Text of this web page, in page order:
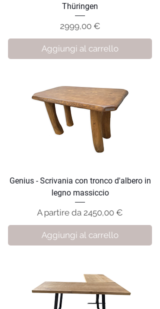
Thüringen
Prezzo
2999,00 €
Aggiungi al carrello
Genius - Scrivania con tronco d'albero in
legno massiccio
A partire da 2450,00 €
Prezzo scontato
Aggiungi al carrello